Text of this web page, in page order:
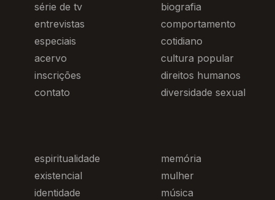
série de tv
entrevistas
especiais
acervo
inscrições
contato
biografia
comportamento
cotidiano
cultura popular
direitos humanos
diversidade sexual
espiritualidade
existencial
identidade
memória
mulher
música